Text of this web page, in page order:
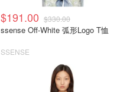
$191.00 $330.00
ssense Off-White 弧形Logo T恤
SSENSE